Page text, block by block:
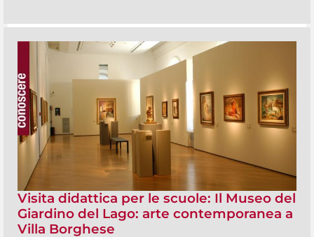
Visita didattica per le scuole: Il Museo del
Giardino del Lago: arte contemporanea a
Villa Borghese